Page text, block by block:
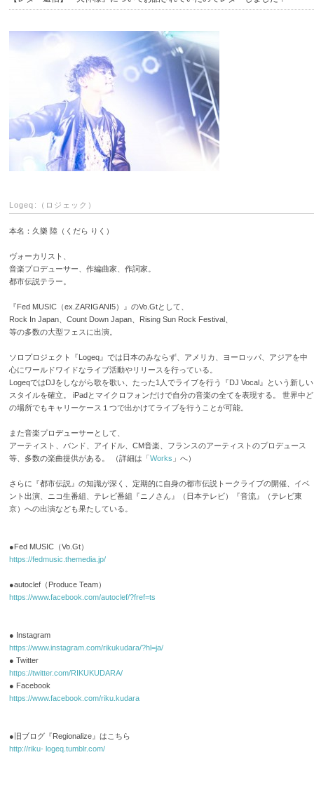
Logeq:（ロジェック）
本名：久樂 陸（くだら りく）
ヴォーカリスト、
音楽プロデューサー、作編曲家、作詞家。
都市伝説テラー。
『Fed MUSIC（ex.ZARIGANI5）』のVo.Gtとして、
Rock In Japan、Count Down Japan、Rising Sun Rock Festival、
等の多数の大型フェスに出演。
ソロプロジェクト『Logeq』では日本のみならず、アメリカ、ヨーロッパ、アジアを中
心にワールドワイドなライブ活動やリリースを行っている。
LogeqではDJをしながら歌を歌い、たった1人でライブを行う『DJ Vocal』という新しい
スタイルを確立。 iPadとマイクロフォンだけで自分の音楽の全てを表現する。 世界中ど
の場所でもキャリーケース１つで出かけてライブを行うことが可能。
また音楽プロデューサーとして、
アーティスト、バンド、アイドル、CM音楽、フランスのアーティストのプロデュース
等、多数の楽曲提供がある。 （詳細は「Works 」へ）
さらに『都市伝説』の知識が深く、定期的に自身の都市伝説トークライブの開催、イベ
ント出演、ニコ生番組、テレビ番組『ニノさん』（日本テレビ）『音流』（テレビ東
京）への出演なども果たしている。
●Fed MUSIC（Vo.Gt）
https://fedmusic.themedia.jp/
●autoclef（Produce Team）
https://www.facebook.com/autoclef/?fref=ts
● Instagram
https://www.instagram.com/rikukudara/?hl=ja/
● Twitter
https://twitter.com/RIKUKUDARA/
● Facebook
https://www.facebook.com/riku.kudara
●旧ブログ『Regionalize』はこちら
http://riku- logeq.tumblr.com/